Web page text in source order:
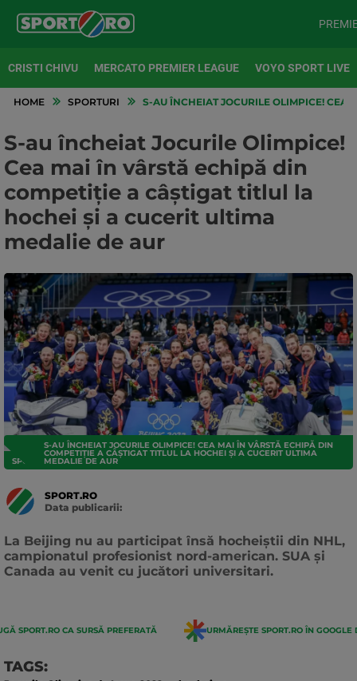
CRISTI CHIVU MERCATO PREMIER LEAGUE VOYO SPORT LIVE
HOME SPORTURI S-AU ÎNCHEIAT JOCURILE OLIMPICE! CEA
S-au încheiat Jocurile Olimpice!
Cea mai în vârstă echipă din
competiție a câștigat titlul la
hochei și a cucerit ultima
medalie de aur
SPORTURI
S-AU ÎNCHEIAT JOCURILE OLIMPICE! CEA MAI ÎN VÂRSTĂ ECHIPĂ DIN
COMPETIȚIE A CÂȘTIGAT TITLUL LA HOCHEI ȘI A CUCERIT ULTIMA
MEDALIE DE AUR
SPORT.RO
Data publicarii:
La Beijing nu au participat însă hocheiștii din NHL,
campionatul profesionist nord-american. SUA și
Canada au venit cu jucători universitari.
SPORT.RO CA SURSĂ PREFERATĂ URMĂREȘTE SPORT.RO ÎN GOOGLE
TAGS: